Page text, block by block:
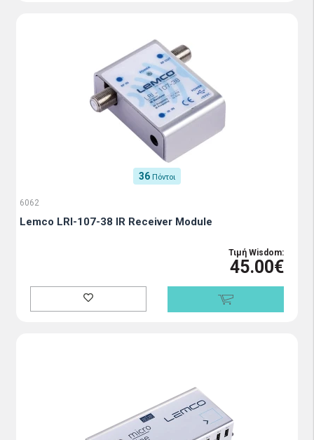
36 Πόντοι
6062
Lemco LRI-107-38 IR Receiver Module
Τιμή Wisdom:
45.00€